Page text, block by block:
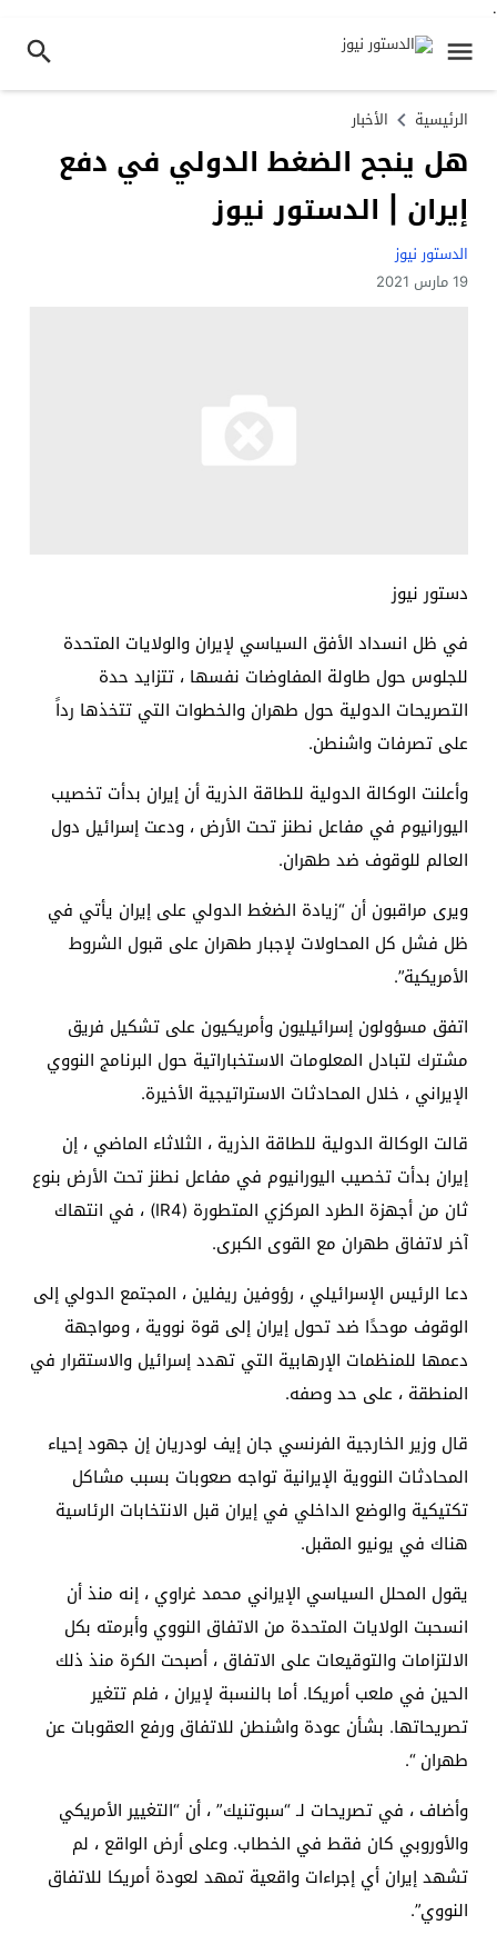
.
الرئيسية الأخبار
هل ينجح الضغط الدولي في دفع
إيران | الدستور نيوز
الدستور نيوز
19 مارس 2021
دستور نيوز
في ظل انسداد الأفق السياسي لإيران والولايات المتحدة
للجلوس حول طاولة المفاوضات نفسها ، تتزايد حدة
التصريحات الدولية حول طهران والخطوات التي تتخذها رداً
على تصرفات واشنطن.
وأعلنت الوكالة الدولية للطاقة الذرية أن إيران بدأت تخصيب
اليورانيوم في مفاعل نطنز تحت الأرض ، ودعت إسرائيل دول
العالم للوقوف ضد طهران.
ويرى مراقبون أن “زيادة الضغط الدولي على إيران يأتي في
ظل فشل كل المحاولات لإجبار طهران على قبول الشروط
الأمريكية”.
اتفق مسؤولون إسرائيليون وأمريكيون على تشكيل فريق
مشترك لتبادل المعلومات الاستخباراتية حول البرنامج النووي
الإيراني ، خلال المحادثات الاستراتيجية الأخيرة.
قالت الوكالة الدولية للطاقة الذرية ، الثلاثاء الماضي ، إن
إيران بدأت تخصيب اليورانيوم في مفاعل نطنز تحت الأرض بنوع
ثان من أجهزة الطرد المركزي المتطورة (IR4) ، في انتهاك
آخر لاتفاق طهران مع القوى الكبرى.
دعا الرئيس الإسرائيلي ، رؤوفين ريفلين ، المجتمع الدولي إلى
الوقوف موحدًا ضد تحول إيران إلى قوة نووية ، ومواجهة
دعمها للمنظمات الإرهابية التي تهدد إسرائيل والاستقرار في
المنطقة ، على حد وصفه.
قال وزير الخارجية الفرنسي جان إيف لودريان إن جهود إحياء
المحادثات النووية الإيرانية تواجه صعوبات بسبب مشاكل
تكتيكية والوضع الداخلي في إيران قبل الانتخابات الرئاسية
هناك في يونيو المقبل.
يقول المحلل السياسي الإيراني محمد غراوي ، إنه منذ أن
انسحبت الولايات المتحدة من الاتفاق النووي وأبرمته بكل
الالتزامات والتوقيعات على الاتفاق ، أصبحت الكرة منذ ذلك
الحين في ملعب أمريكا. أما بالنسبة لإيران ، فلم تتغير
تصريحاتها. بشأن عودة واشنطن للاتفاق ورفع العقوبات عن
طهران “.
وأضاف ، في تصريحات لـ “سبوتنيك” ، أن “التغيير الأمريكي
والأوروبي كان فقط في الخطاب. وعلى أرض الواقع ، لم
تشهد إيران أي إجراءات واقعية تمهد لعودة أمريكا للاتفاق
النووي”.